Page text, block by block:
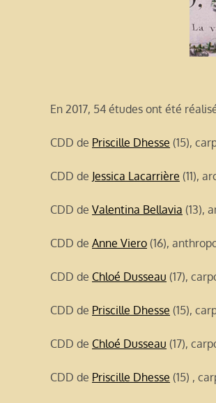
En 2017, 54 études ont été
CDD de Priscille Dhesse (15),
CDD de Jessica Lacarrière (11),
CDD de Valentina Bellavia (13),
CDD de Anne Viero (16),
CDD de Chloé Dusseau (17),
CDD de Priscille Dhesse (15),
CDD de Chloé Dusseau (17),
CDD de Priscille Dhesse (15) ,